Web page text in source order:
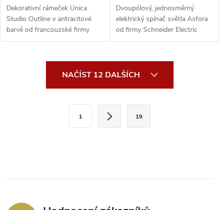
Dekorativní rámeček Unica
Studio Outline v antracitové
barvě od francouzské firmy
Schneider Electric...
Dvoupólový, jednosměrný
elektrický spínač světla Asfora
od firmy Schneider Electric
(EPH0200161) vho...
NAČÍST 12 DALŠÍCH
k
v
1 19